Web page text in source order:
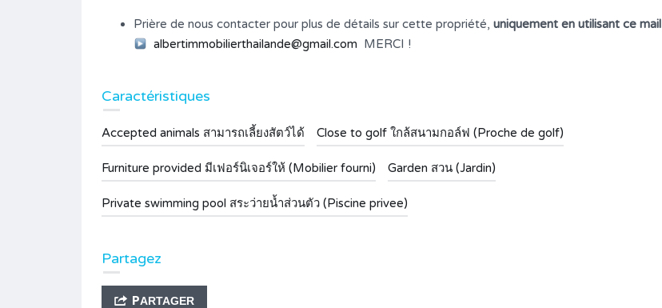
Prière de nous contacter pour plus de détails sur cette propriété, uniquement en utilisant ce mail
albertimmobilierthailande@gmail.com MERCI !
Caractéristiques
Accepted animals สามารถเลี้ยงสัตว์ได้ Close to golf ใกล้สนามกอล์ฟ (Proche de golf)
Furniture provided มีเฟอร์นิเจอร์ให้ (Mobilier fourni) Garden สวน (Jardin)
Private swimming pool สระว่ายน้ำส่วนตัว (Piscine privee)
Partagez
PARTAGER